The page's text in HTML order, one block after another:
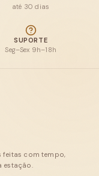
até 30 dias
SUPORTE
Seg–Sex 9h–18h
feitas com tempo,
estação.